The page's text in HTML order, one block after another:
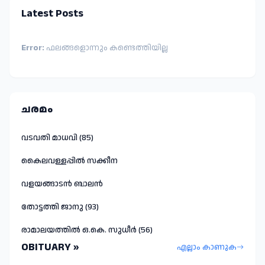
Latest Posts
Error: ഫലങ്ങളൊന്നും കണ്ടെത്തിയില്ല
ചരമം
വടവതി മാധവി (85)
കൈലവള്ളപ്പിൽ സക്കീന
വളയങ്ങാടൻ ബാലൻ
തോട്ടത്തി ജാനു (93)
രാമാലയത്തിൽ ഒ.കെ. സുധീർ (56)
OBITUARY » എല്ലാം കാണുക